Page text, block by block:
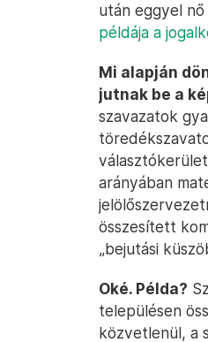
után eggyel
példája a
Mi alapján
jutnak be a
szavazatok
arányában
összesített
„bejutási
Oké. Példa?
településen
közvetlenül, a